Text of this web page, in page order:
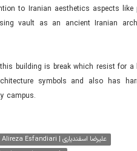
to Iranian aesthetics aspects like
vault as an ancient Iranian
building is break which resist for
symbols and also has
campus.
Alireza Esfandiari | علیرضا اسفندیاری